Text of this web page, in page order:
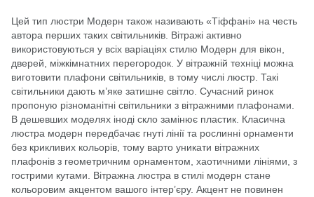
Цей тип люстри Модерн також називають «Тіффані» на честь
автора перших таких світильників. Вітражі активно
використовуються у всіх варіаціях стилю Модерн для вікон,
дверей, міжкімнатних перегородок. У вітражній техніці можна
виготовити плафони світильників, в тому числі люстр. Такі
світильники дають м’яке затишне світло. Сучасний ринок
пропоную різноманітні світильники з вітражними плафонами.
В дешевших моделях іноді скло замінює пластик. Класична
люстра модерн передбачає гнуті лінії та рослинні орнаменти
без крикливих кольорів, тому варто уникати вітражних
плафонів з геометричним орнаментом, хаотичними лініями, з
гострими кутами. Вітражна люстра в стилі модерн стане
кольоровим акцентом вашого інтер’єру. Акцент не повинен